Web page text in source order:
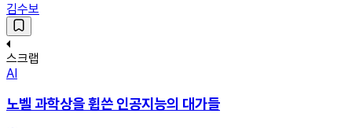
김수보
스크랩
AI
노벨 과학상을 휩쓴 인공지능의 대가들